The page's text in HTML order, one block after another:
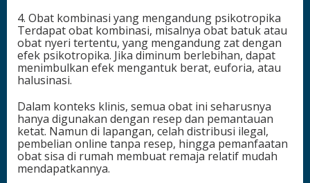
4. Obat kombinasi yang mengandung psikotropika
Terdapat obat kombinasi, misalnya obat batuk atau
obat nyeri tertentu, yang mengandung zat dengan
efek psikotropika. Jika diminum berlebihan, dapat
menimbulkan efek mengantuk berat, euforia, atau
halusinasi.
Dalam konteks klinis, semua obat ini seharusnya
hanya digunakan dengan resep dan pemantauan
ketat. Namun di lapangan, celah distribusi ilegal,
pembelian online tanpa resep, hingga pemanfaatan
obat sisa di rumah membuat remaja relatif mudah
mendapatkannya.